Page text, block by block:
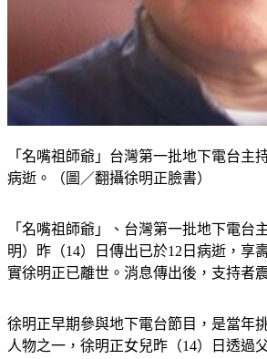
「名嘴祖師爺」台灣第一批地下電台主
病逝。（圖／翻攝徐明正臉書）
「名嘴祖師爺」、台灣第一批地下電台
明）昨（14）日傳出已於12日病逝，享
實徐明正已離世。消息傳出後，支持者
徐明正早期參與地下電台節目，是當年
人物之一，徐明正女兒昨（14）日透過